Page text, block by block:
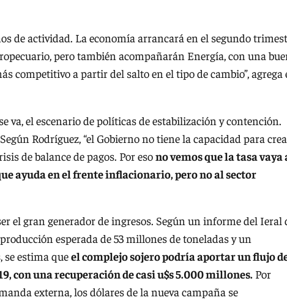
de actividad. La economía arrancará en el segundo
pero también acompañarán Energía, con una
competitivo a partir del salto en el tipo de cambio”, agrega
va, el escenario de políticas de estabilización y contención.
Rodríguez, “el Gobierno no tiene la capacidad para
de balance de pagos. Por esono vemos que la tasa vaya
ayuda en el frente inflacionario, pero no al sector
el gran generador de ingresos. Según un informe del Ieral
esperada de 53 millones de toneladas y un
estima queel complejo sojero podría aportar un flujo
con una recuperación de casi u$s 5.000 millones. Por
externa, los dólares de la nueva campaña se